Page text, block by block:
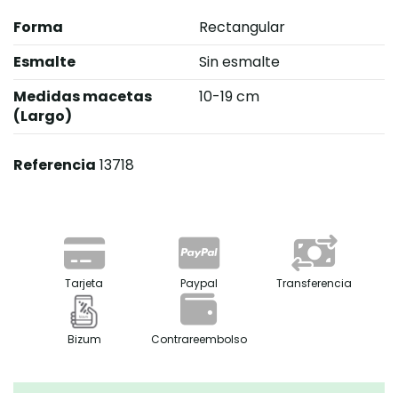
Forma
Rectangular
Esmalte
Sin esmalte
Medidas macetas
(Largo)
10-19 cm
Referencia 13718
Tarjeta Paypal Transferencia
Bizum Contrareembolso